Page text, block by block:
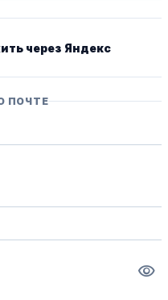
через Яндекс
ПОЧТЕ
visibility